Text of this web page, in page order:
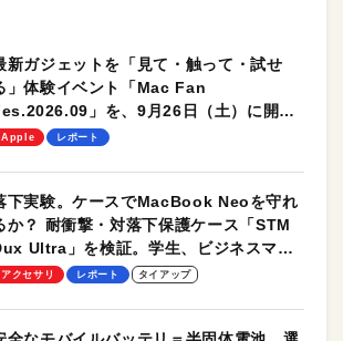
新ガジェットを「見て・触って・試せ
」体験イベント「Mac Fan
」を、9月26日（土）に開催
ます！
Apple レポート
下実験。ケースでMacBook Neoを守れ
か？ 耐衝撃・対落下保護ケース「STM
Ultra」を検証。学生、ビジネスマン
モバイルユースに最適！
アクセサリ レポート タイアップ